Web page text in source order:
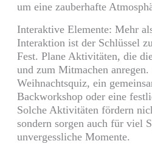
um eine zauberhafte
Interaktive Elemente: Mehr
Interaktion ist der Schlüssel
Fest. Plane Aktivitäten, die
und zum Mitmachen
Weihnachtsquiz, ein
Backworkshop oder eine
Solche Aktivitäten fördern
sondern sorgen auch für viel
unvergessliche Momente.